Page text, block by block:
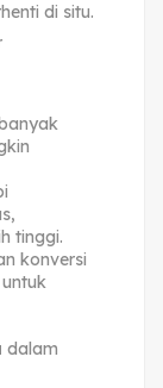
di situ.
tinggi.
konversi
dalam